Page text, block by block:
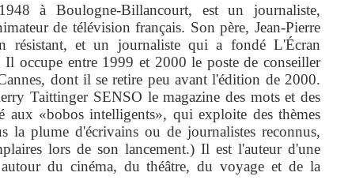
à Boulogne-Billancourt, est un journaliste,
de télévision français. Son père, Jean-Pierre
résistant, et un journaliste qui a fondé L'Écran
Il occupe entre 1999 et 2000 le poste de conseiller
dont il se retire peu avant l'édition de 2000.
Taittinger SENSO le magazine des mots et des
aux «bobos intelligents», qui exploite des thèmes
la plume d'écrivains ou de journalistes reconnus,
lors de son lancement.) Il est l'auteur d'une
autour du cinéma, du théâtre, du voyage et de la